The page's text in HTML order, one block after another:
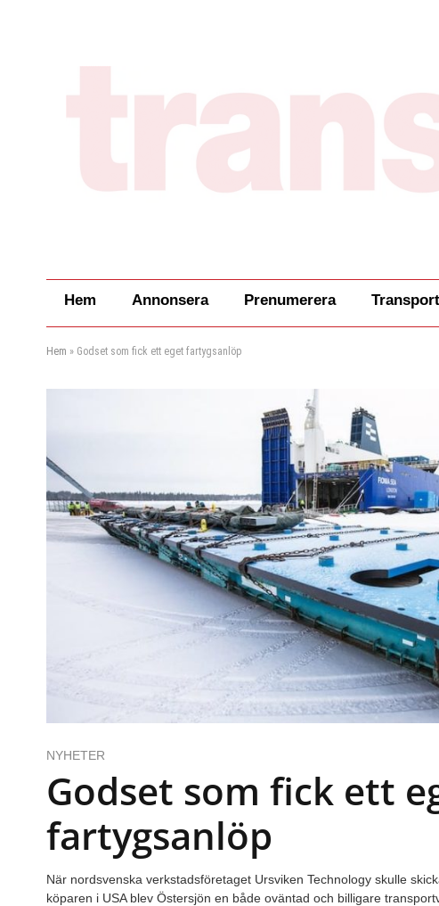
Hem Annonsera Prenumerera
Hem » Godset som fick ett eget fartygsanlöp
NYHETER
Godset som fick ett
fartygsanlöp
När nordsvenska verkstadsföretaget Ursviken Technology skulle
köparen i USA blev Östersjön en både oväntad och billigare